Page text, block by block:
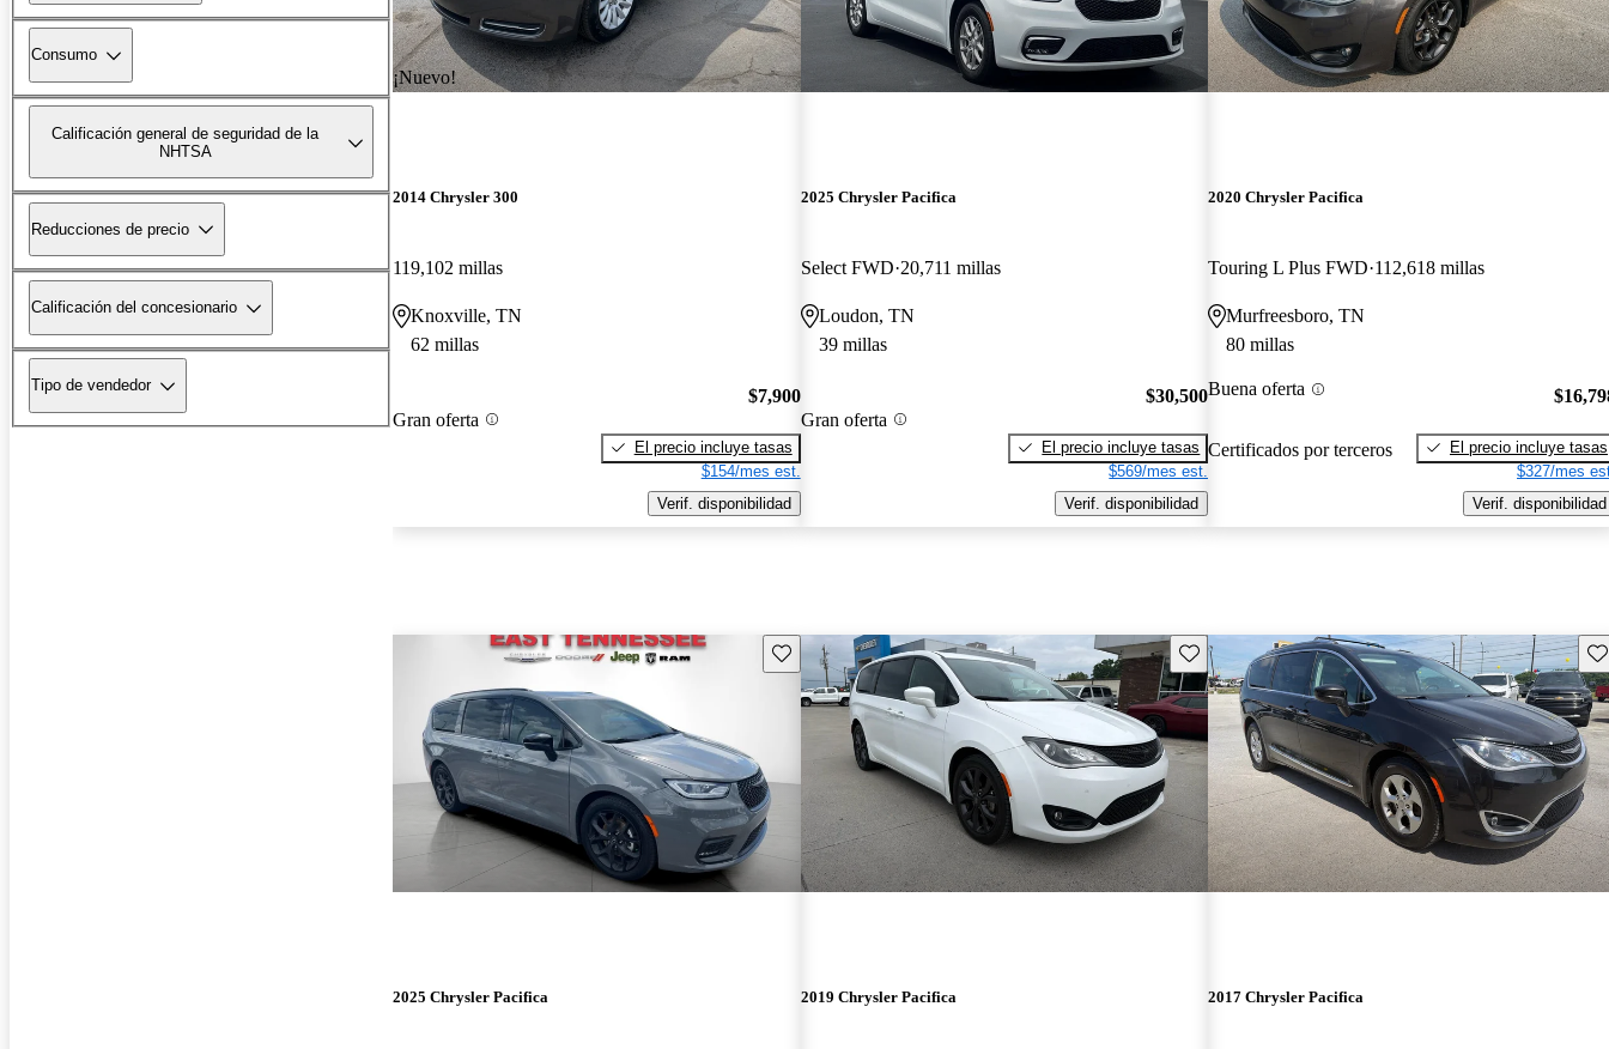
Consumo
Calificación general de seguridad de la
NHTSA
Reducciones de precio
Calificación del concesionario
Tipo de vendedor
¡Nuevo!
2014 Chrysler 300
119,102 millas
Knoxville, TN
62 millas
Gran oferta
$7,900
El precio incluye tasas
$154/mes est.
Verif. disponibilidad
2025 Chrysler Pacifica
Select FWD 20,711 millas
Loudon, TN
39 millas
Gran oferta
$30,500
El precio incluye tasas
$569/mes est.
Verif. disponibilidad
2020 Chrysler Pacifica
Touring L Plus FWD 112,618 millas
Murfreesboro, TN
80 millas
Buena oferta
Certificados por terceros
El precio incluye tasas
$327/mes
Verif. disponibilidad
Guarda este Aviso
2025 Chrysler Pacifica
Guarda este Aviso
2019 Chrysler Pacifica 2017 Chrysler Pacifica